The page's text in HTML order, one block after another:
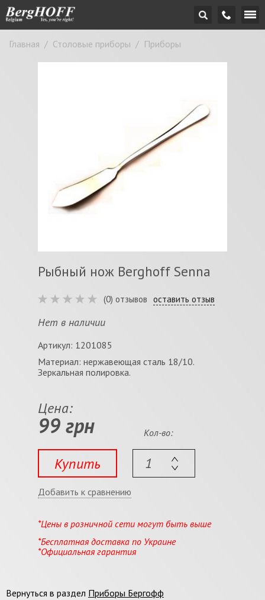
Главная / Столовые приборы / Приборы
Рыбный нож Berghoff Senna
(0) отзывов оставить отзыв
Нет в наличии
Артикул: 1201085
Материал: нержавеющая сталь 18/10.
Зеркальная полировка.
Цена:
99 грн
Купить
Кол-во:
Добавить к сравнению
*Цены в розничной сети могут быть выше
*Бесплатная доставка по Украине
*Официальная гарантия
Вернуться в раздел Приборы Бергофф